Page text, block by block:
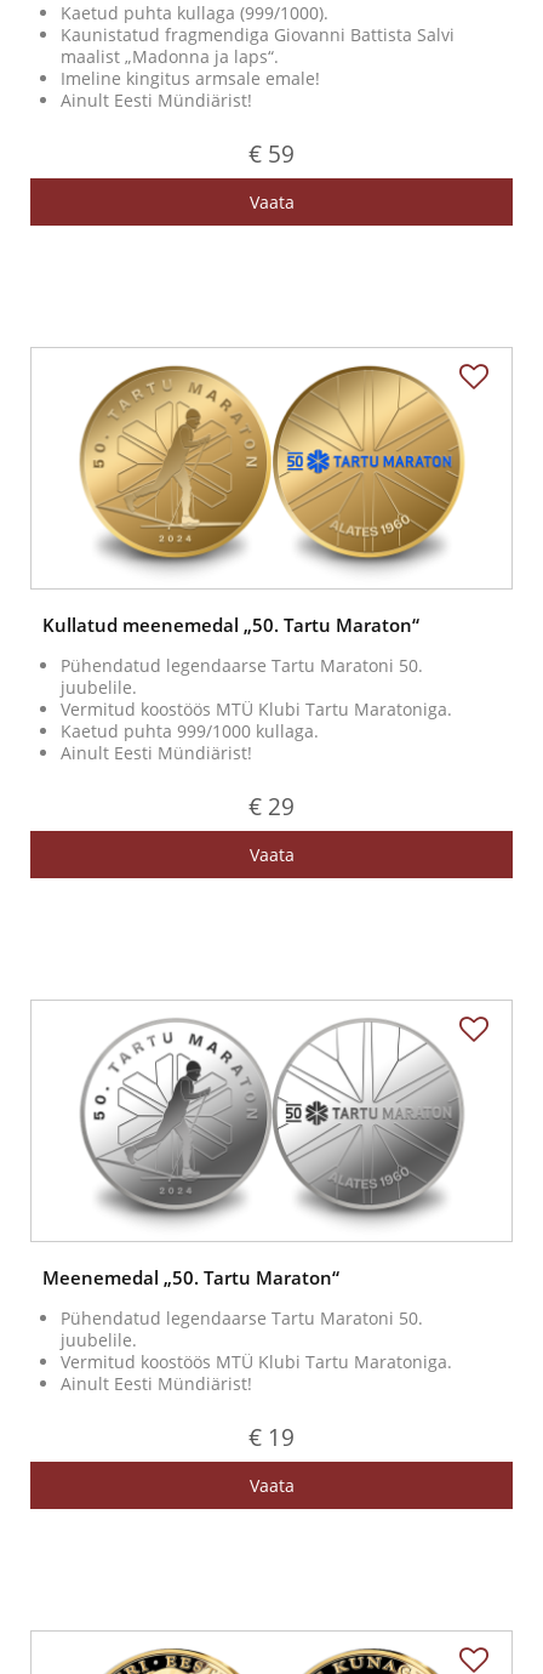
Kaetud puhta kullaga (999/1000).
Kaunistatud fragmendiga Giovanni Battista Salvi
maalist „Madonna ja laps“.
Imeline kingitus armsale emale!
Ainult Eesti Mündiärist!
€ 59
Vaata
Kullatud meenemedal „50. Tartu Maraton“
Pühendatud legendaarse Tartu Maratoni 50.
juubelile.
Vermitud koostöös MTÜ Klubi Tartu Maratoniga.
Kaetud puhta 999/1000 kullaga.
Ainult Eesti Mündiärist!
€ 29
Vaata
Meenemedal „50. Tartu Maraton“
Pühendatud legendaarse Tartu Maratoni 50.
juubelile.
Vermitud koostöös MTÜ Klubi Tartu Maratoniga.
Ainult Eesti Mündiärist!
€ 19
Vaata